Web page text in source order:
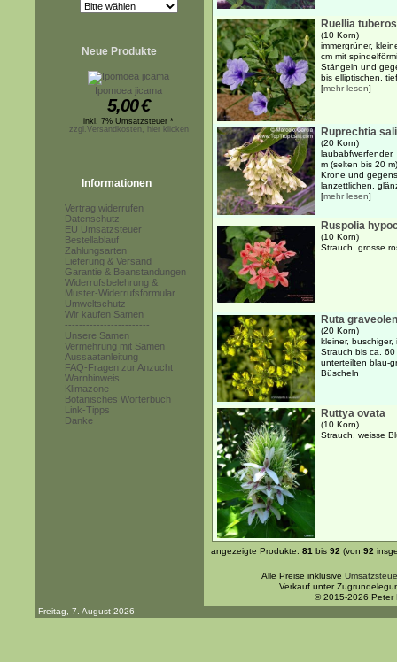
Neue Produkte
Ipomoea jicama
5,00€
inkl. 7% Umsatzsteuer *
zzgl.Versandkosten, hier klicken
Informationen
Vertrag widerrufen
Datenschutz
EU Umsatzsteuer
Bestellablauf
Zahlungsarten
Lieferung & Versand
Garantie & Beanstandungen
Widerrufsbelehrung &
Muster-Widerrufsformular
Umweltschutz
Wir kaufen Samen
------------------------
Unsere Samen
Vermehrung mit Samen
Aussaatanleitung
FAQ-Fragen zur Anzucht
Warnhinweis
Klimazone
Botanisches Wörterbuch
Link-Tipps
Danke
Ruellia
(10 Korn)
immergrüner,
cm mit
Stängeln und
bis elliptischen,
[mehr lesen]
Ruprechtia
(20 Korn)
m (selten bis 20
Krone und
lanzettlichen,
[mehr lesen]
Ruspolia
(10 Korn)
Strauch, grosse
Ruta
(20 Korn)
kleiner,
Strauch bis ca.
unterteilten blau-
Büscheln
Ruttya ovata
(10 Korn)
Strauch, weisse
angezeigte Produkte: 81 bis 92 (von 92
Alle Preise inklusive
Verkauf unter
© 2015-2026 Peter
Freitag, 7. August 2026